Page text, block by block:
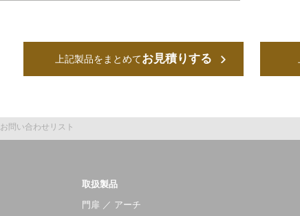
上記製品をまとめてお見積りする
お問い合わせリスト
取扱製品
門扉 ／ アーチ